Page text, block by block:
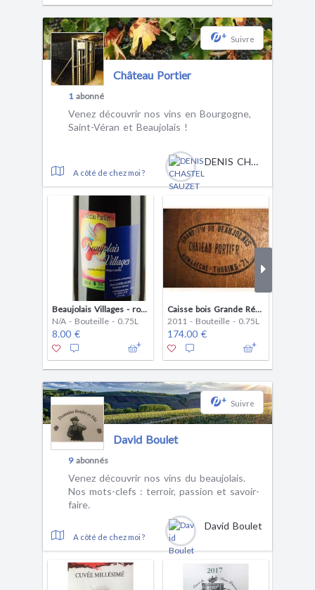
+ Suivre
Château Portier
1abonné
Venez découvrir nos vins en Bourgogne,
Saint-Véran et Beaujolais !
A côté de chez moi ?
DENIS CHASTEL SAUZET
Beaujolais Villages - rouge
N/A - Bouteille - 0.75L
8.00 €
Caisse bois Grande Réserve Château Portier 2011
2011 - Bouteille - 0.75L
174.00 €
+ Suivre
David Boulet
9abonnés
Venez découvrir nos vins du beaujolais.
Nos mots-clefs : terroir, passion et savoir-
faire.
A côté de chez moi ?
David Boulet